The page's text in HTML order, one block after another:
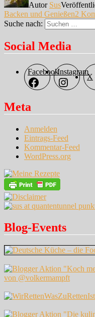
Autor Sus
Backen und Genießen2
Suche nach:
Social Media
FacebookInstagram
X
Meta
Anmelden
Eintrags-Feed
Kommentar-Feed
WordPress.org
Blog-Events